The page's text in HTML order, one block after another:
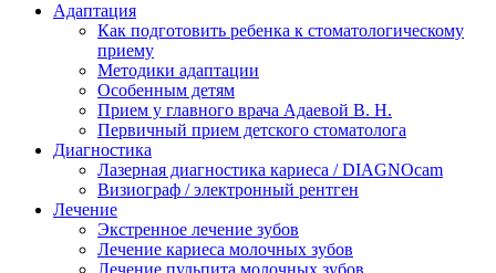
Адаптация
Как подготовить ребенка к стоматологическому
приему
Методики адаптации
Особенным детям
Прием у главного врача Адаевой В. Н.
Первичный прием детского стоматолога
Диагностика
Лазерная диагностика кариеса / DIAGNOcam
Визиограф / электронный рентген
Лечение
Экстренное лечение зубов
Лечение кариеса молочных зубов
Лечение пульпита молочных зубов